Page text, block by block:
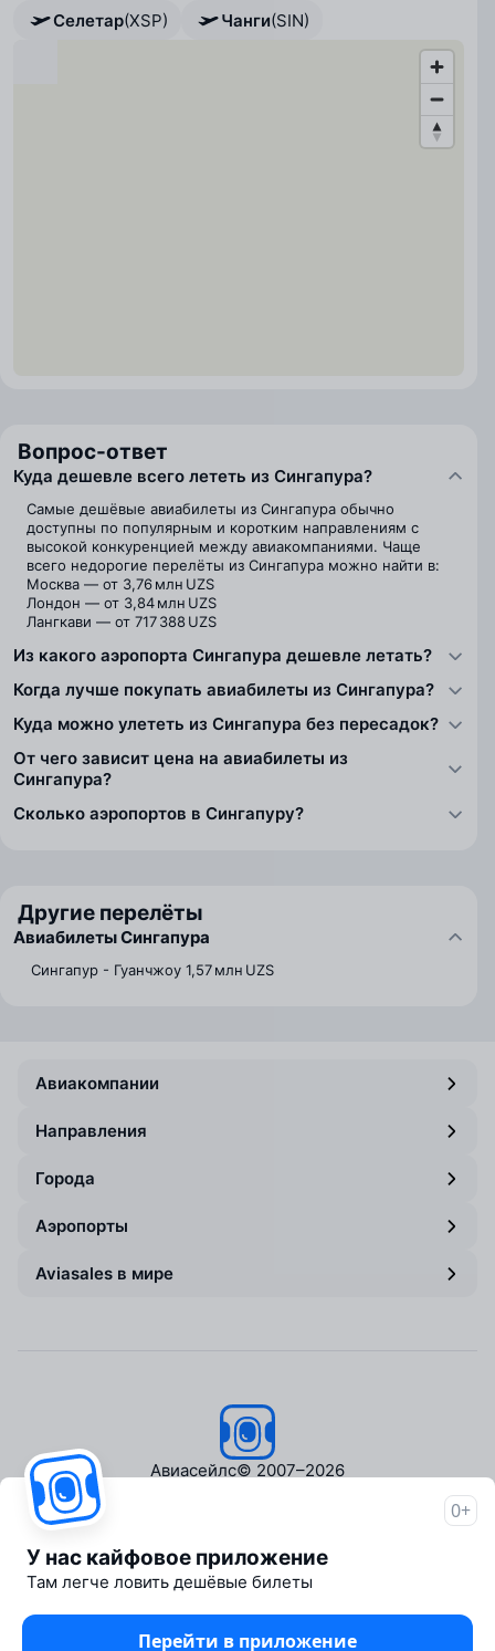
Селетар(XSP) Чанги(SIN)
Вопрос-ответ
Куда дешевле всего лететь из Сингапура?
Самые дешёвые авиабилеты из Сингапура обычно
доступны по популярным и коротким направлениям с
высокой конкуренцией между авиакомпаниями. Чаще
всего недорогие перелёты из Сингапура можно найти в:
Москва — от 3,76 млн UZS
Лондон — от 3,84 млн UZS
Лангкави — от 717 388 UZS
Из какого аэропорта Сингапура дешевле летать?
Когда лучше покупать авиабилеты из Сингапура?
Куда можно улететь из Сингапура без пересадок?
От чего зависит цена на авиабилеты из
Сингапура?
Сколько аэропортов в Сингапуру?
Другие перелёты
Авиабилеты Сингапура
Сингапур - Гуанчжоу 1,57 млн UZS
Авиакомпании
Направления
Города
Аэропорты
Aviasales в мире
Авиасейлс© 2007–2026
Пресс‑центр
Travelpayouts
Партнёрская программа
Медиа Yo'lovchi
Трэвел‑медиа Aviasales.uz
0+
У нас кайфовое приложение
Там легче ловить дешёвые билеты
Перейти в приложение